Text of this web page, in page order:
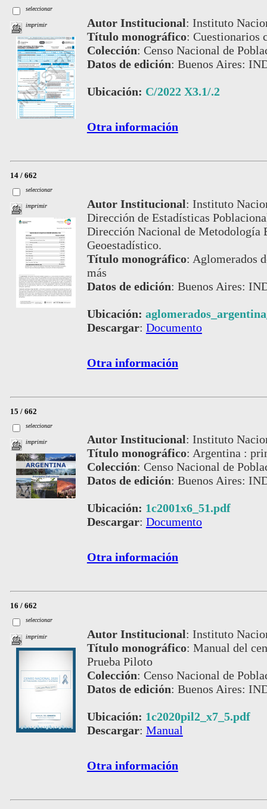
seleccionar
imprimir Autor Institucional: Instituto
Título monográfico: Cuestionarios
Colección: Censo Nacional de
Datos de edición: Buenos Aires:
Ubicación: C/2022 X3.1/.2
Otra información
14 / 662
seleccionar
imprimir Autor Institucional: Instituto
Dirección de Estadísticas
Dirección Nacional de Metodología
Geoestadístico.
Título monográfico: Aglomerados
más
Datos de edición: Buenos Aires:
Ubicación:
Descargar: Documento
Otra información
15 / 662
seleccionar
imprimir Autor Institucional: Instituto
Título monográfico: Argentina :
Colección: Censo Nacional de
Datos de edición: Buenos Aires:
Ubicación: 1c2001x6_51.pdf
Descargar: Documento
Otra información
16 / 662
seleccionar
imprimir Autor Institucional: Instituto
Título monográfico: Manual del
Prueba Piloto
Colección: Censo Nacional de
Datos de edición: Buenos Aires:
Ubicación: 1c2020pil2_x7_5.pdf
Descargar: Manual
Otra información